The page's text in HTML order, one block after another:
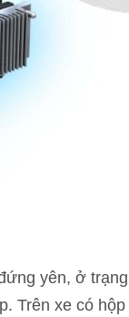
yên, ở
Trên xe có